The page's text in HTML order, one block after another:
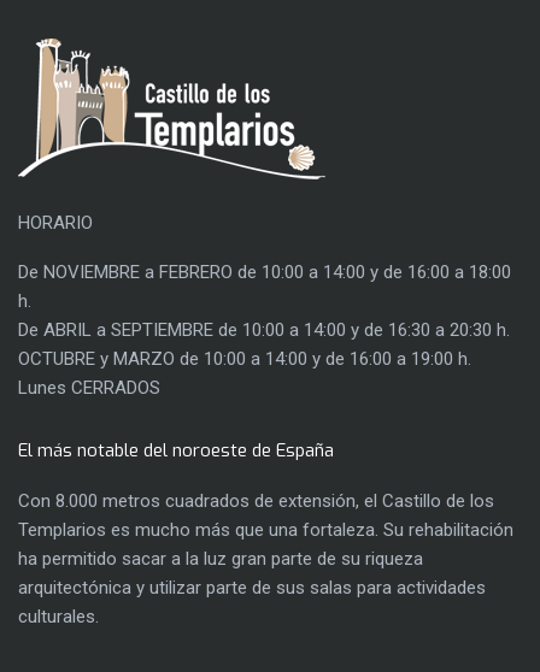
HORARIO
De NOVIEMBRE a FEBRERO de 10:00 a 14:00 y de 16:00 a 18:00
h.
De ABRIL a SEPTIEMBRE de 10:00 a 14:00 y de 16:30 a 20:30 h.
OCTUBRE y MARZO de 10:00 a 14:00 y de 16:00 a 19:00 h.
Lunes CERRADOS
El más notable del noroeste de España
Con 8.000 metros cuadrados de extensión, el Castillo de los
Templarios es mucho más que una fortaleza. Su rehabilitación
ha permitido sacar a la luz gran parte de su riqueza
arquitectónica y utilizar parte de sus salas para actividades
culturales.